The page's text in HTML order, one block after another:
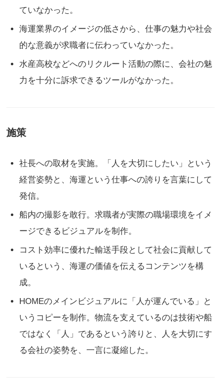
ていなかった。
海運業界のイメージの低さから、仕事の魅力や社会
的な意義が求職者に伝わっていなかった。
水産高校などへのリクルート活動の際に、会社の魅
力を十分に訴求できるツールがなかった。
施策
社長への取材を実施。「人を大切にしたい」という
経営姿勢と、海運という仕事への誇りを言葉にして
発信。
船内の撮影を敢行。求職者が実際の職場環境をイメ
ージできるビジュアルを制作。
コスト効率に優れた輸送手段として社会に貢献して
いるという、海運の価値を伝えるコンテンツを構
成。
HOMEのメインビジュアルに「人が運んでいる」と
いうコピーを制作。物流を支えているのは技術や船
ではなく「人」であるという誇りと、人を大切にす
る会社の姿勢を、一言に凝縮した。